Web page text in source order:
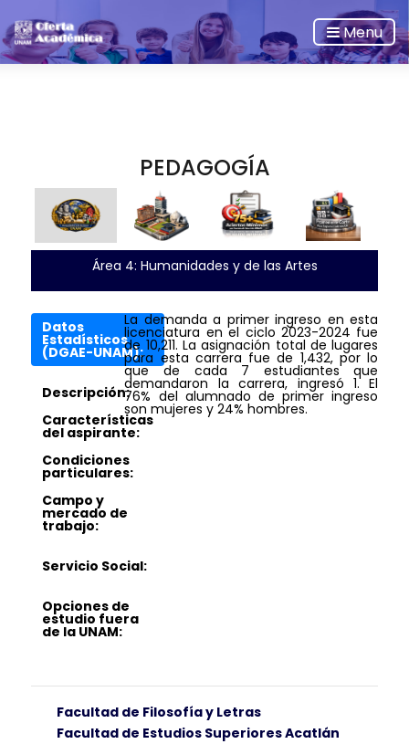
Menu
PEDAGOGÍA
Área 4: Humanidades y de las Artes
Datos
Estadísticos
(DGAE-UNAM):
Descripción:
Características
del aspirante:
Condiciones
particulares:
Campo y
mercado de
trabajo:
Servicio Social:
Opciones de
estudio fuera
de la UNAM:
La demanda a primer ingreso en esta
licenciatura en el ciclo 2023-2024 fue
de 10,211. La asignación total de lugares
para esta carrera fue de 1,432, por lo
que de cada 7 estudiantes que
demandaron la carrera, ingresó 1. El
76% del alumnado de primer ingreso
son mujeres y 24% hombres.
Facultad de Filosofía y Letras
Facultad de Estudios Superiores Acatlán